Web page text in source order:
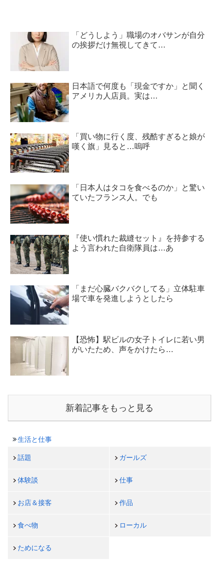
「どうしよう」職場のオバサンが自分
の挨拶だけ無視してきて…
日本語で何度も「現金ですか」と聞く
アメリカ人店員。実は…
「買い物に行く度、残酷すぎると娘が
嘆く旗」見ると…嗚呼
「日本人はタコを食べるのか」と驚い
ていたフランス人。でも
『使い慣れた裁縫セット』を持参する
よう言われた自衛隊員は…あ
「まだ心臓バクバクしてる」立体駐車
場で車を発進しようとしたら
【恐怖】駅ビルの女子トイレに若い男
がいたため、声をかけたら…
新着記事をもっと見る
生活と仕事
話題 ガールズ
体験談 仕事
お店＆接客 作品
食べ物 ローカル
ためになる